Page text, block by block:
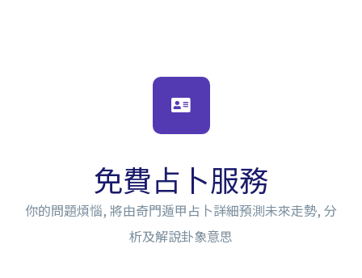
免費占卜服務
你的問題煩惱, 將由奇門遁甲占卜詳細預測未來走勢, 分
析及解說卦象意思